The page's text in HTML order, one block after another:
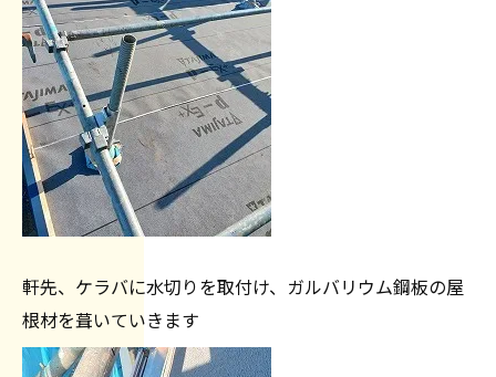
軒先、ケラバに水切りを取付け、ガルバリウム鋼板の屋
根材を葺いていきます